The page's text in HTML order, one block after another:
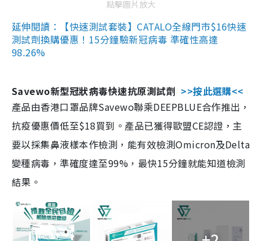
點擊圖片放大
延伸閱讀：【快速測試套裝】CATALO全線門市$16快速
測試劑換購優惠！15分鐘驗新冠病毒 準確性高達
98.26%
Savewo新型冠狀病毒快速抗原測試劑 >>按此選購<<
產品由香港口罩品牌Savewo聯乘DEEPBLUE合作推出，
抗疫優惠價低至$18買到。產品已獲得歐盟CE認證，主
要以採集鼻液樣本作檢測，能有效檢測Omicron及Delta
變種病毒，準確度達至99%，最快15分鐘就能知道檢測
結果。